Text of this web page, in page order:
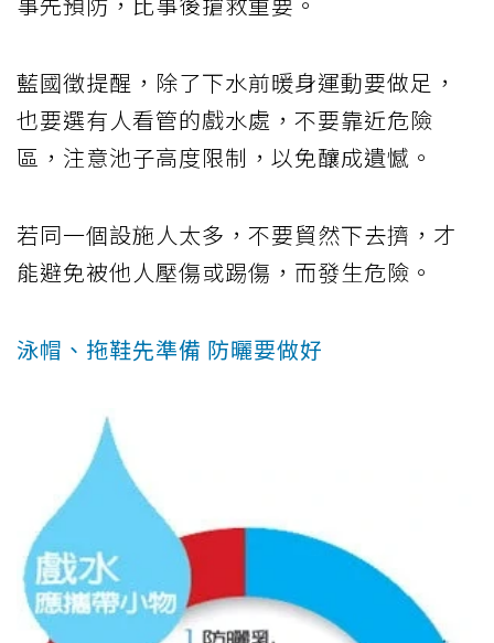
藍國徵提醒，除了下水前暖身運動要做足，
也要選有人看管的戲水處，不要靠近危險
區，注意池子高度限制，以免釀成遺憾。
若同一個設施人太多，不要貿然下去擠，才
能避免被他人壓傷或踢傷，而發生危險。
泳帽、拖鞋先準備 防曬要做好